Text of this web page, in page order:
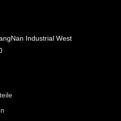
Industrial West